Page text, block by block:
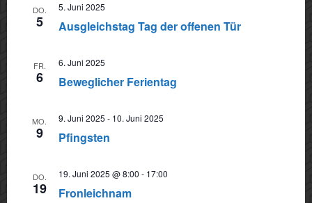
DO.
5 Ausgleichstag Tag der offenen Tür
5. Juni 2025
FR.
6 Beweglicher Ferientag
6. Juni 2025
MO.
9 Pfingsten
9. Juni 2025 - 10. Juni 2025
DO.
19 Fronleichnam
19. Juni 2025 @ 8:00 - 17:00